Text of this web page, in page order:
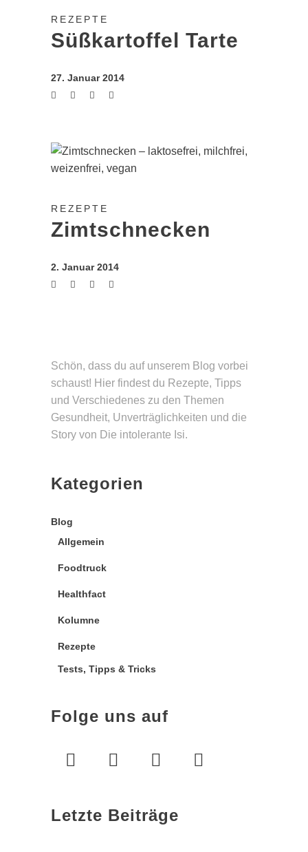
REZEPTE
Süßkartoffel Tarte
27. Januar 2014
REZEPTE
Zimtschnecken
2. Januar 2014
Schön, dass du auf unserem Blog vorbei
schaust! Hier findest du Rezepte, Tipps
und Verschie­denes zu den Themen
Gesund­heit, Unverträg­lichkeiten und die
Story von Die intolerante Isi.
Kategorien
Blog
Allgemein
Foodtruck
Healthfact
Kolumne
Rezepte
Tests, Tipps & Tricks
Folge uns auf
Letzte Beiträge